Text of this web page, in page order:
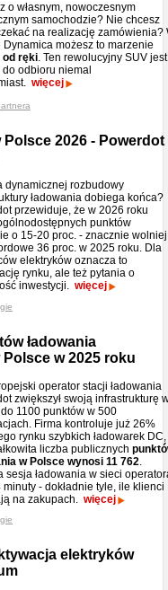
o własnym, nowoczesnym
samochodzie? Nie chcesz
na realizację zamówienia?
Dynamica możesz to marzenie
od ręki. Ten rewolucyjny SUV jest
odbioru niemal
więcej
2026 - Powerdot
dynamicznej rozbudowy
ładowania dobiega końca?
przewiduje, że w 2026 roku
punktów
o 15-20 proc. - znacznie wolniej
36 proc. w 2025 roku. Dla
elektryków oznacza to
rynku, ale też pytania o
inwestycji. więcej
ładowania
w 2025 roku
operator stacji ładowania
zwiększył swoją infrastrukturę
1100 punktów w 500
Firma kontroluje już 26%
rynku szybkich ładowarek DC,
liczba publicznych
w Polsce wynosi 11 762.
sesja ładowania w sieci
minuty - dokładnie tyle, ile klienci
na zakupach. więcej
elektryków